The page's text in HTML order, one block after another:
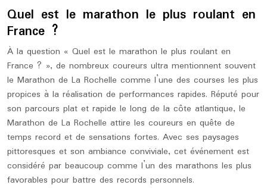
Quel est le marathon le plus roulant en
France ?
À la question « Quel est le marathon le plus roulant en
France ? », de nombreux coureurs ultra mentionnent souvent
le Marathon de La Rochelle comme l’une des courses les plus
propices à la réalisation de performances rapides. Réputé pour
son parcours plat et rapide le long de la côte atlantique, le
Marathon de La Rochelle attire les coureurs en quête de
temps record et de sensations fortes. Avec ses paysages
pittoresques et son ambiance conviviale, cet événement est
considéré par beaucoup comme l’un des marathons les plus
favorables pour battre des records personnels.